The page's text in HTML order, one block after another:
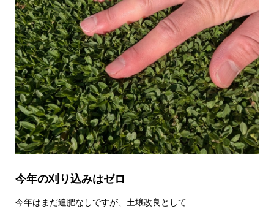
今年の刈り込みはゼロ
今年はまだ追肥なしですが、土壌改良として